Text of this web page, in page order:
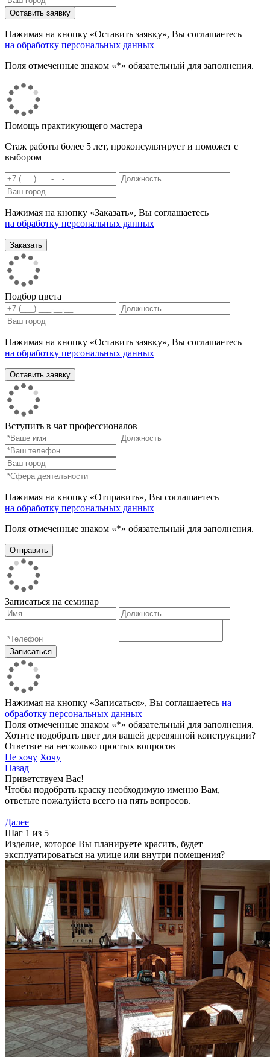
Нажимая на кнопку «Оставить заявку», Вы соглашаетесь
на обработку персональных данных
Поля отмеченные знаком «*» обязательный для заполнения.
Помощь практикующего мастера
Стаж работы более 5 лет, проконсультирует и поможет с
выбором
Нажимая на кнопку «Заказать», Вы соглашаетесь
на обработку персональных данных
Подбор цвета
Нажимая на кнопку «Оставить заявку», Вы соглашаетесь
на обработку персональных данных
Вступить в чат профессионалов
Нажимая на кнопку «Отправить», Вы соглашаетесь
на обработку персональных данных
Поля отмеченные знаком «*» обязательный для заполнения.
Записаться на семинар
Нажимая на кнопку «Записаться», Вы соглашаетесь на
обработку персональных данных
Поля отмеченные знаком «*» обязательный для заполнения.
Хотите подобрать цвет для вашей деревянной конструкции?
Ответьте на несколько простых вопросов
Не хочу Хочу
Назад
Приветствуем Вас!
Чтобы подобрать краску необходимую именно Вам,
ответьте пожалуйста всего на пять вопросов.
Далее
Шаг 1 из 5
Изделие, которое Вы планируете красить, будет
эксплуатироваться на улице или внутри помещения?